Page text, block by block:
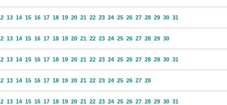
13 14 15 16 17 18 19 20 21 22 23 24 25 26 27 28 29 30 31
13 14 15 16 17 18 19 20 21 22 23 24 25 26 27 28 29 30
13 14 15 16 17 18 19 20 21 22 23 24 25 26 27 28 29 30 31
13 14 15 16 17 18 19 20 21 22 23 24 25 26 27 28
13 14 15 16 17 18 19 20 21 22 23 24 25 26 27 28 29 30 31